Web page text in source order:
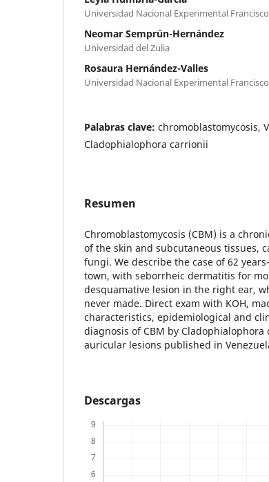
Universidad Nacional Experimental
Neomar Semprún-Hernández
Universidad del Zulia
Rosaura Hernández-Valles
Universidad Nacional Experimental
Palabras clave: chromoblastomycosis,
Cladophialophora carrionii
Resumen
Chromoblastomycosis (CBM) is a
of the skin and subcutaneous tissues,
fungi. We describe the case of 62
town, with seborrheic dermatitis for
desquamative lesion in the right ear,
never made. Direct exam with KOH,
characteristics, epidemiological and
diagnosis of CBM by
auricular lesions published in
Descargas